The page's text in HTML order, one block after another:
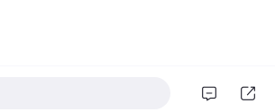
SVG离线报告、1080×720运行效果图、